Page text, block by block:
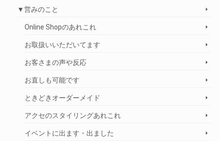
▼営みのこと
Online Shopのあれこれ
お取扱いいただいてます
お客さまの声や反応
お直しも可能です
ときどきオーダーメイド
アクセのスタイリングあれこれ
イベントに出ます・出ました